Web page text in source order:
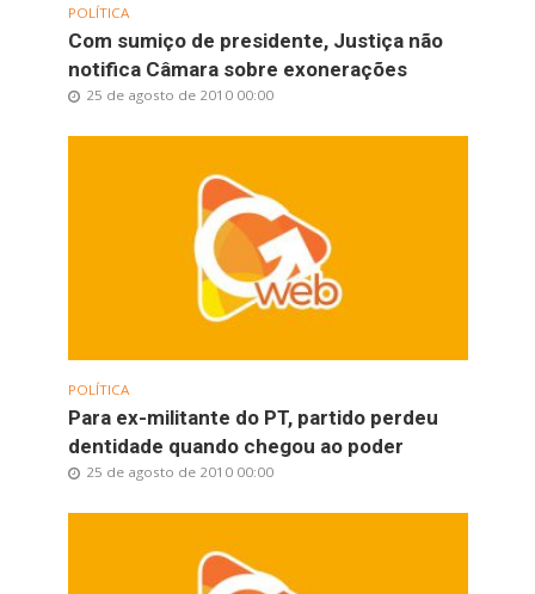
POLÍTICA
Com sumiço de presidente, Justiça não
notifica Câmara sobre exonerações
25 de agosto de 2010 00:00
POLÍTICA
Para ex-militante do PT, partido perdeu
dentidade quando chegou ao poder
25 de agosto de 2010 00:00